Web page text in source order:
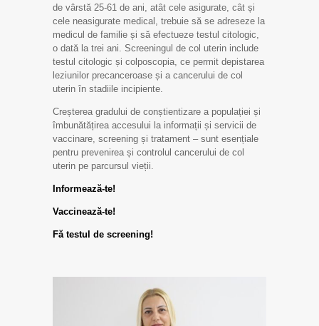
de vârstă 25-61 de ani, atât cele asigurate, cât și
cele neasigurate medical, trebuie să se adreseze la
medicul de familie și să efectueze testul citologic,
o dată la trei ani. Screeningul de col uterin include
testul citologic și colposcopia, ce permit depistarea
leziunilor precanceroase și a cancerului de col
uterin în stadiile incipiente.
Creșterea gradului de conștientizare a populației și
îmbunătățirea accesului la informații și servicii de
vaccinare, screening și tratament – sunt esențiale
pentru prevenirea și controlul cancerului de col
uterin pe parcursul vieții.
Informează-te!
Vaccinează-te!
Fă testul de screening!